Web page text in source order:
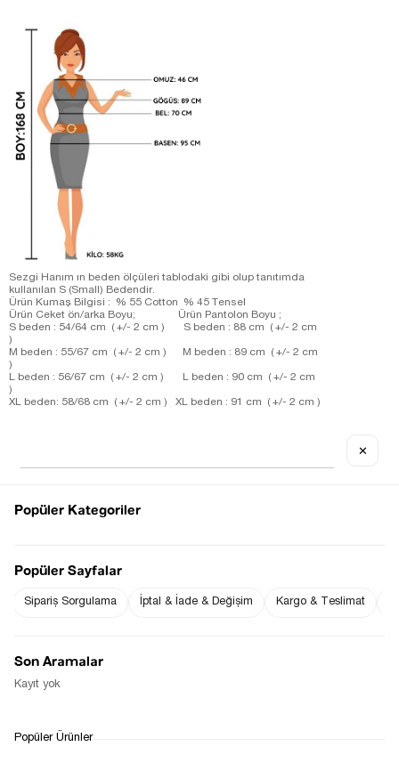
Sezgi Hanım ın beden ölçüleri tablodaki gibi olup tanıtımda
kullanılan S (Small) Bedendir.
Ürün Kumaş Bilgisi : % 55 Cotton % 45 Tensel
Ürün Ceket ön/arka Boyu; Ürün Pantolon Boyu ;
S beden : 54/64 cm ( +/- 2 cm ) S beden : 88 cm ( +/- 2 cm
)
M beden : 55/67 cm ( +/- 2 cm ) M beden : 89 cm ( +/- 2 cm
)
L beden : 56/67 cm ( +/- 2 cm ) L beden : 90 cm ( +/- 2 cm
)
XL beden: 58/68 cm ( +/- 2 cm ) XL beden : 91 cm ( +/- 2 cm )
L beden : Bel: 34 cm ( +/- 2 cm ) - Basen: 54 cm ( +/- 2 cm )
XL beden: Bel: 36 cm ( +/- 2 cm ) - Basen: 55 cm ( +/- 2 cm )
Fiyat Düşünce
Gelince Haber Ver
İADE&DEĞİŞİM
✕
Popüler Kategoriler
Popüler Sayfalar
Sipariş Sorgulama İptal & İade & Değişim Kargo & Teslimat
Son Aramalar
Kayıt yok
Popüler Ürünler